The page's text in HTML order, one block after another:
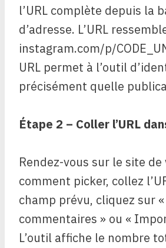
l’URL complète depuis la
d’adresse. L’URL
instagram.com/p/
URL permet à l’outil
précisément quelle
Étape 2 – Coller l’URL
Rendez-vous sur le site de
comment picker, collez
champ prévu, cliquez sur
commentaires » ou «
L’outil affiche le nombre